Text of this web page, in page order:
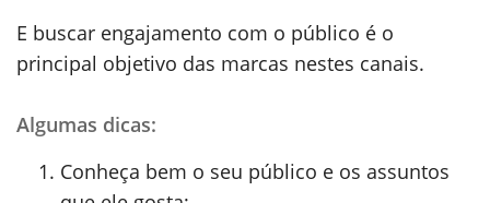
E buscar engajamento com o público é o
principal objetivo das marcas nestes canais.
Algumas dicas:
Conheça bem o seu público e os assuntos